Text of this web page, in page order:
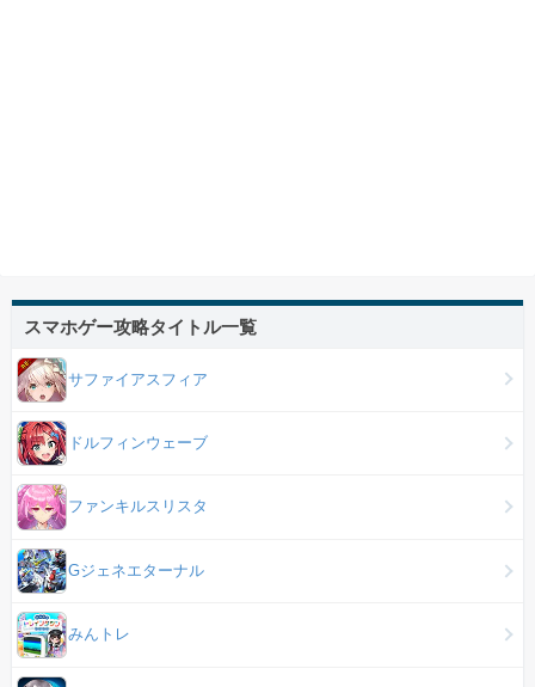
スマホゲー攻略タイトル一覧
サファイアスフィア
ドルフィンウェーブ
ファンキルスリスタ
Gジェネエターナル
みんトレ